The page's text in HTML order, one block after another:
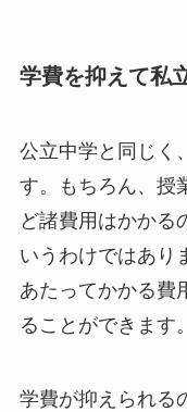
学費を抑えて私
公立中学と同じく
す。もちろん、授
ど諸費用はかかる
いうわけではあり
あたってかかる費
ることができます。
学費が抑えられる